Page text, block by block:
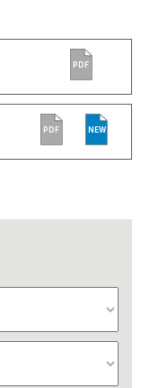
PDF
PDF NEW